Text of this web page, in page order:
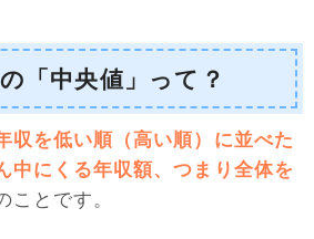
「中央値」って？
収を低い順（高い順）に並べた
中にくる年収額、つまり全体を
ことです。